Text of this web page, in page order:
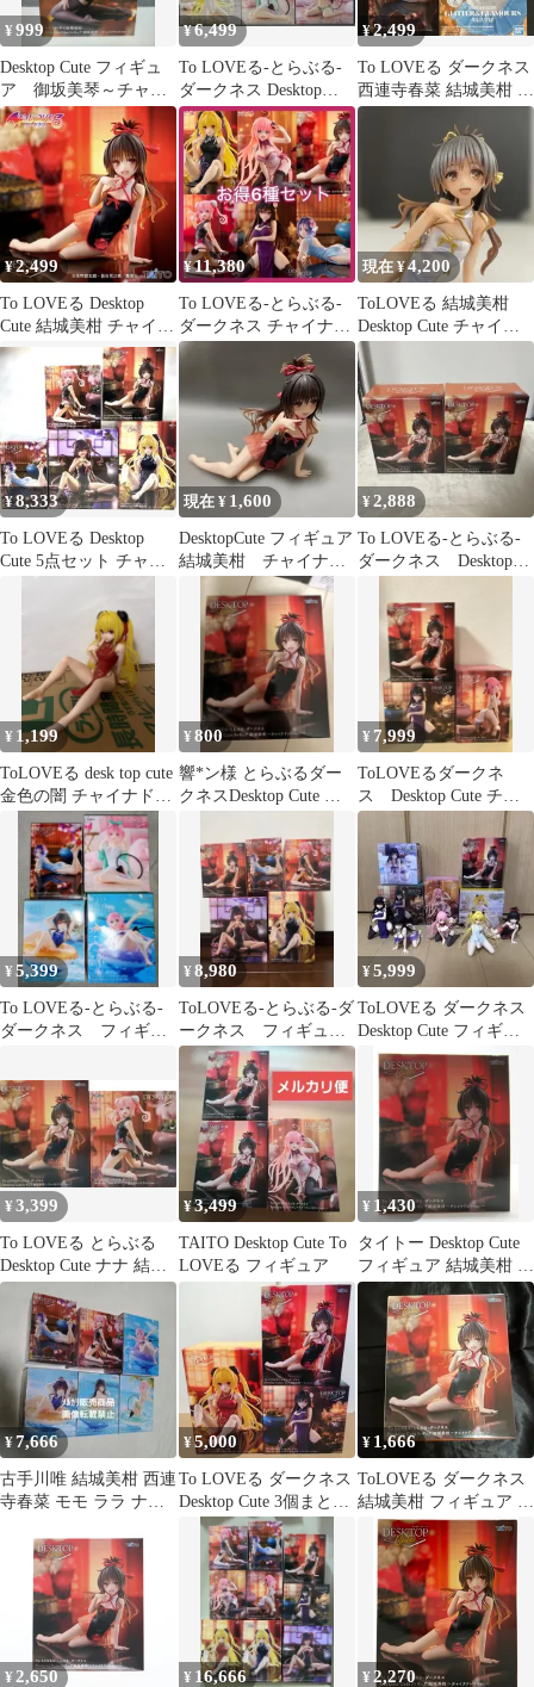
¥999
Desktop Cute フィギュ
ア 御坂美琴～チャイ
ナドレスver.～
¥6,499
To LOVEる-とらぶる-
ダークネス Desktop
Cute 6体セット
¥2,499
To LOVEる ダークネス
西連寺春菜 結城美柑 フ
ィギュア 2種セット
¥2,499
To LOVEる Desktop
Cute 結城美柑 チャイナ
ドレスver.
¥11,380
To LOVEる-とらぶる-
ダークネス チャイナド
レス フィギュア 6種セ
現在 ¥4,200
ToLOVEる 結城美柑
Desktop Cute チャイナ
ドレス リペイント
¥8,333
To LOVEる Desktop
Cute 5点セット チャイ
現在 ¥ 1,600
DesktopCute フィギュア
結城美柑 チャイナド
¥2,888
To LOVEる-とらぶる-
ダークネス Desktop
¥ 1,199
ToLOVEる desk top cute
金色の闇 チャイナドレ
ス フィギュア
¥800
響*ン様 とらぶるダー
クネスDesktop Cute 結
¥ 7,999
ToLOVEるダークネ
ス Desktop Cute チャ
イナドレスver まとめ
¥5,399
To LOVEる-とらぶる-
ダークネス フィギュ
菜 美柑 ララ
¥8,980
ToLOVEる-とらぶる-ダ
ークネス フィギュ
ア 5体セット
¥5,999
ToLOVEる ダークネス
Desktop Cute フィギュ
ア 5個セット
¥3,399
To LOVEる とらぶる
Desktop Cute ナナ 結城
美柑 2点セット
¥3,499
TAITO Desktop Cute To
LOVEる フィギュア
¥ 1,430
タイトー Desktop Cute
フィギュア 結城美柑 チ
ャイナドレスVer
¥7,666
古手川唯 結城美柑 西連
寺春菜 モモ ララ ナナ
¥5,000
To LOVEる ダークネス
Desktop Cute 3個まとめ
売り
¥ 1,666
ToLOVEる ダークネス
結城美柑 フィギュア チ
ャイナドレス
¥ 2,650 ¥ 16,666 ¥ 2,270